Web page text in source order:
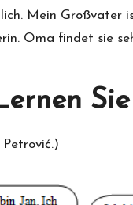
Mein
Oma findet sie
Sie